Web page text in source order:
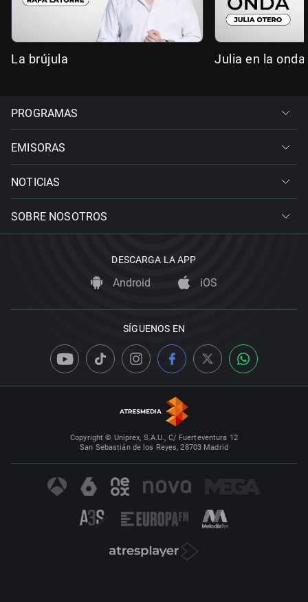
La brújula Julia en la onda
PROGRAMAS
EMISORAS
NOTICIAS
SOBRE NOSOTROS
DESCARGA LA APP
Android iOS
SÍGUENOS EN
Copyright © Uniprex, S.A.U., C/ Fuerteventura 12
San Sebastián de los Reyes, 28703 Madrid